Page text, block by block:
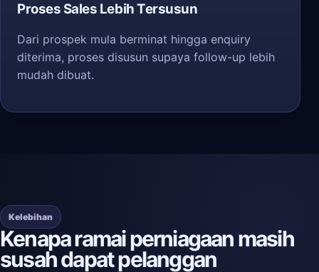
Proses Sales Lebih Tersusun
Dari prospek mula berminat hingga enquiry
diterima, proses disusun supaya follow-up lebih
mudah dibuat.
Kelebihan
Kenapa ramai perniagaan masih
susah dapat pelanggan